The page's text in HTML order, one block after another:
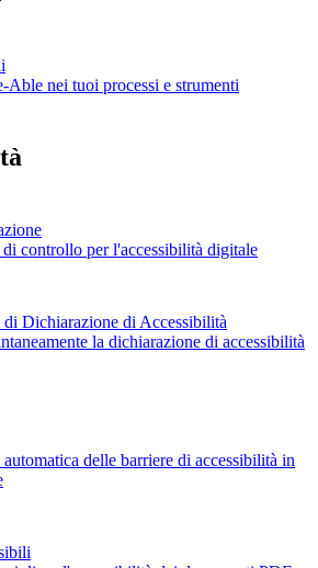
Able nei tuoi processi e strumenti
controllo per l'accessibilità digitale
di Dichiarazione di Accessibilità
la dichiarazione di accessibilità
delle barriere di accessibilità in